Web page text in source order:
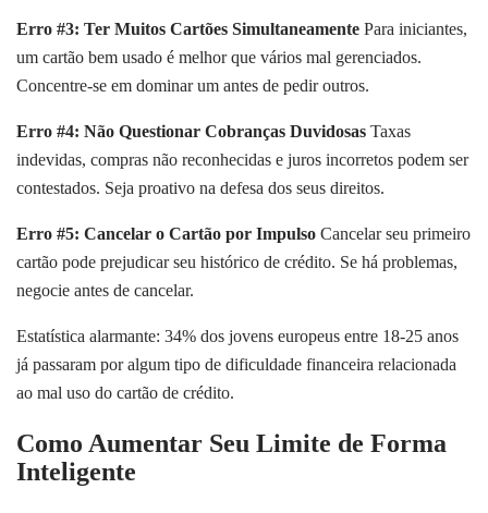
Erro #3: Ter Muitos Cartões Simultaneamente Para iniciantes,
um cartão bem usado é melhor que vários mal gerenciados.
Concentre-se em dominar um antes de pedir outros.
Erro #4: Não Questionar Cobranças Duvidosas Taxas
indevidas, compras não reconhecidas e juros incorretos podem ser
contestados. Seja proativo na defesa dos seus direitos.
Erro #5: Cancelar o Cartão por Impulso Cancelar seu primeiro
cartão pode prejudicar seu histórico de crédito. Se há problemas,
negocie antes de cancelar.
Estatística alarmante: 34% dos jovens europeus entre 18-25 anos
já passaram por algum tipo de dificuldade financeira relacionada
ao mal uso do cartão de crédito.
Como Aumentar Seu Limite de Forma
Inteligente